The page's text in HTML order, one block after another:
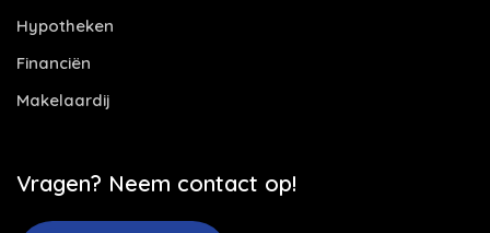
Hypotheken
Financiën
Makelaardij
Vragen? Neem contact op!